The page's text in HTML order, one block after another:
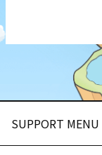
SUPPORT MENU